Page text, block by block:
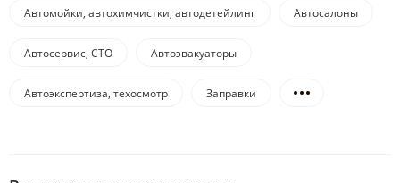
Автомойки, автохимчистки, автодетейлинг Автосалоны
Автосервис, СТО Автоэвакуаторы
Автоэкспертиза, техосмотр Заправки